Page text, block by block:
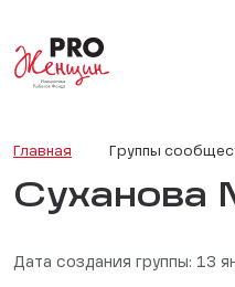
Главная Группы
Суханова
Дата создания группы: 13